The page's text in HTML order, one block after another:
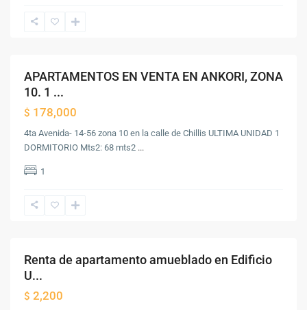
de
Venta
APARTAMENTOS EN VENTA EN ANKORI, ZONA
10. 1 ...
$ 178,000
4ta Avenida- 14-56 zona 10 en la calle de Chillis ULTIMA UNIDAD 1
DORMITORIO Mts2: 68 mts2 ...
1
10 ,
de
Renta
Renta de apartamento amueblado en Edificio
U...
$ 2,200